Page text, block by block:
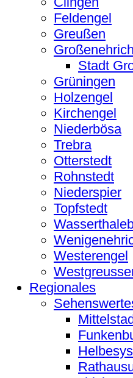
Feldengel
Greußen
Großenehrich
Stadt
Grüningen
Holzengel
Kirchengel
Niederbösa
Trebra
Otterstedt
Rohnstedt
Niederspier
Topfstedt
Westerengel
Regionales